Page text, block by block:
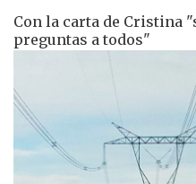
Con la carta de Cristina
preguntas a todos"